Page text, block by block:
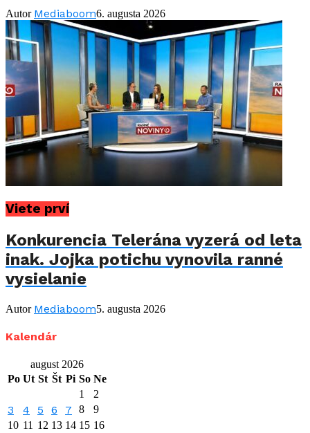
Autor Mediaboom6. augusta 2026
Viete prví
Konkurencia Telerána vyzerá od leta
inak. Jojka potichu vynovila ranné
vysielanie
Autor Mediaboom5. augusta 2026
Kalendár
august 2026
Po Ut St Št Pi So Ne
1
2
3 4 5 6 7 8
9
10 11 12 13 14 15 16